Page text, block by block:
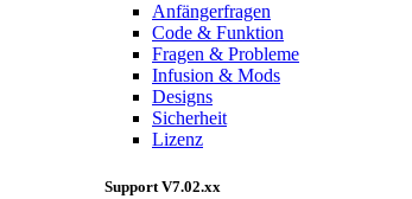
Anfängerfragen
Code & Funktion
Fragen & Probleme
Infusion & Mods
Designs
Sicherheit
Lizenz
Support V7.02.xx